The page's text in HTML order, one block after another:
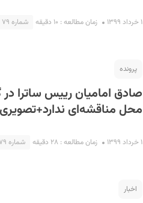
۱ خرداد ۱۳۹۹ زمان مطالعه : ۱۰ دقیقه شماره ۷۹
پرونده
صادق امامیان رییس ساترا
محل مناقشه‌ای ندارد+تصویری
۱ خرداد ۱۳۹۹ زمان مطالعه : ۲۸ دقیقه شماره ۷۹
اخبار